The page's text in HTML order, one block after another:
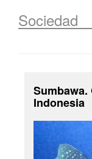
Sociedad
Indonesia